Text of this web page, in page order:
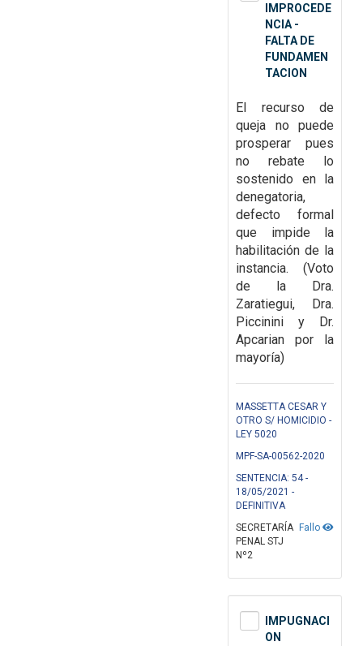
IMPROCEDE
NCIA -
FALTA DE
FUNDAMEN
TACION
El recurso de
queja no puede
prosperar pues
no rebate lo
sostenido en
la
denegatoria,
defecto formal
que impide la
habilitación de la
instancia. (Voto
de la Dra.
Zaratiegui, Dra.
Piccinini y Dr.
Apcarian por la
mayoría)
MASSETTA CESAR Y
OTRO S/ HOMICIDIO -
LEY 5020
MPF-SA-00562-2020
SENTENCIA: 54 -
18/05/2021 -
DEFINITIVA
Fallo
SECRETARÍA
PENAL STJ
Nº2
IMPUGNACI
ON